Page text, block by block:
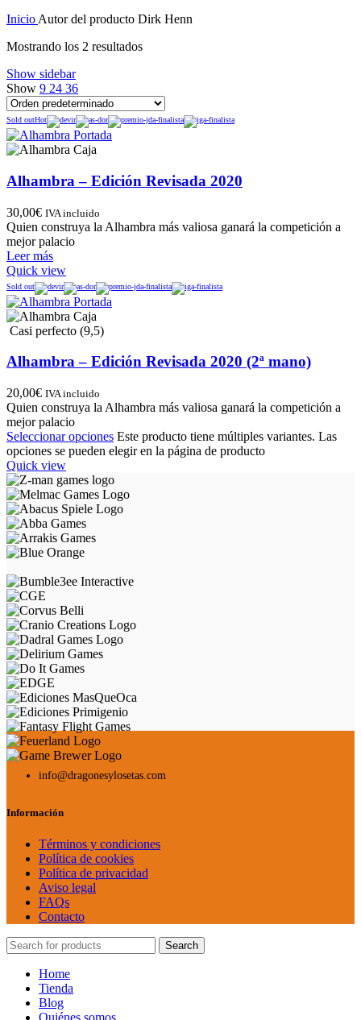
Inicio Autor del producto Dirk Henn
Mostrando los 2 resultados
Show sidebar
Show 9 24 36
Sold outHot
Alhambra – Edición Revisada 2020
30,00€ IVA incluido
Quien construya la Alhambra más valiosa ganará la competición a
mejor palacio
Leer más
Quick view
Sold out
Casi perfecto (9,5)
Alhambra – Edición Revisada 2020 (2ª mano)
20,00€ IVA incluido
Quien construya la Alhambra más valiosa ganará la competición a
mejor palacio
Seleccionar opciones Este producto tiene múltiples variantes. Las
opciones se pueden elegir en la página de producto
Quick view
info@dragonesylosetas.com
Información
Términos y condiciones
Política de cookies
Política de privacidad
Aviso legal
FAQs
Contacto
Search
Home
Tienda
Blog